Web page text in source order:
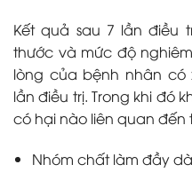
Kết quả sau 7 lần điều
thước và mức độ
lòng của bệnh nhân có
lần điều trị. Trong khi đó
có hại nào liên quan đến
Nhóm chất làm đầy